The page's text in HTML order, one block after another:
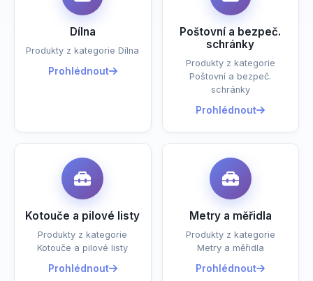
Dílna
Produkty z kategorie Dílna
Prohlédnout
Poštovní a bezpeč.
schránky
Produkty z kategorie
Poštovní a bezpeč.
schránky
Prohlédnout
Kotouče a pilové listy
Produkty z kategorie
Kotouče a pilové listy
Prohlédnout
Metry a měřidla
Produkty z kategorie
Metry a měřidla
Prohlédnout